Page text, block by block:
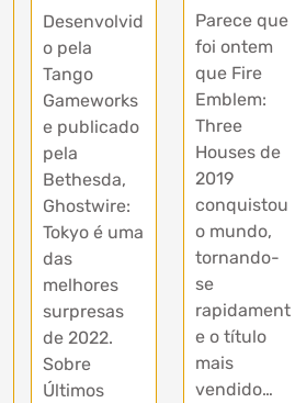
Desenvolvid
o pela
Tango
Gameworks
e publicado
pela
Bethesda,
Ghostwire:
Tokyo é uma
das
melhores
surpresas
de 2022.
Sobre
Últimos
Parece que
foi ontem
que Fire
Emblem:
Three
Houses de
2019
conquistou
o mundo,
tornando-
se
rapidament
e o título
mais
vendido…